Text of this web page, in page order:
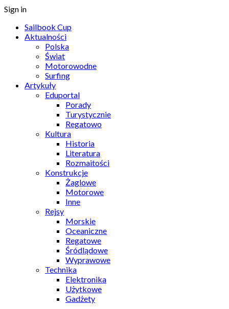
Sign in
Sailbook Cup
Aktualności
Polska
Świat
Motorowodne
Surfing
Artykuły
Eduportal
Porady
Turystycznie
Regatowo
Kultura
Historia
Literatura
Rozmaitości
Konstrukcje
Żaglowe
Motorowe
Inne
Rejsy
Morskie
Oceaniczne
Regatowe
Śródlądowe
Wyprawowe
Technika
Elektronika
Użytkowe
Gadżety